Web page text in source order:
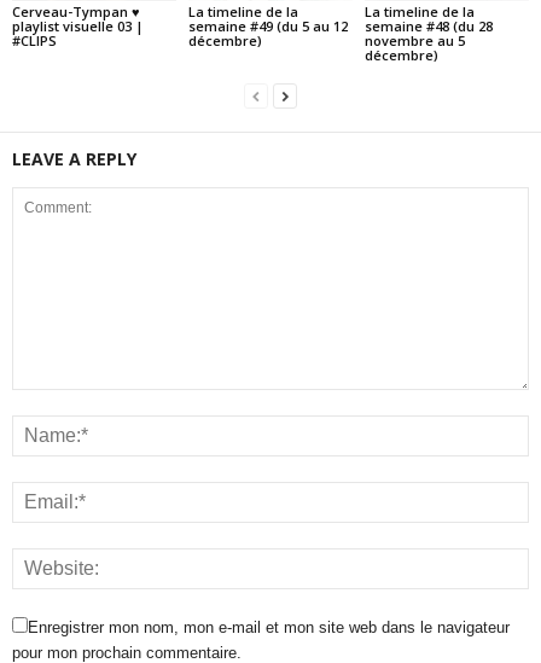
Cerveau-Tympan ♥
playlist visuelle 03 |
#CLIPS
La timeline de la
semaine #49 (du 5 au 12
décembre)
La timeline de la
semaine #48 (du 28
novembre au 5
décembre)
LEAVE A REPLY
Enregistrer mon nom, mon e-mail et mon site web dans le navigateur
pour mon prochain commentaire.